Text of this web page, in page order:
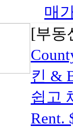
매
[부
킨 &
쉽고
Rent.